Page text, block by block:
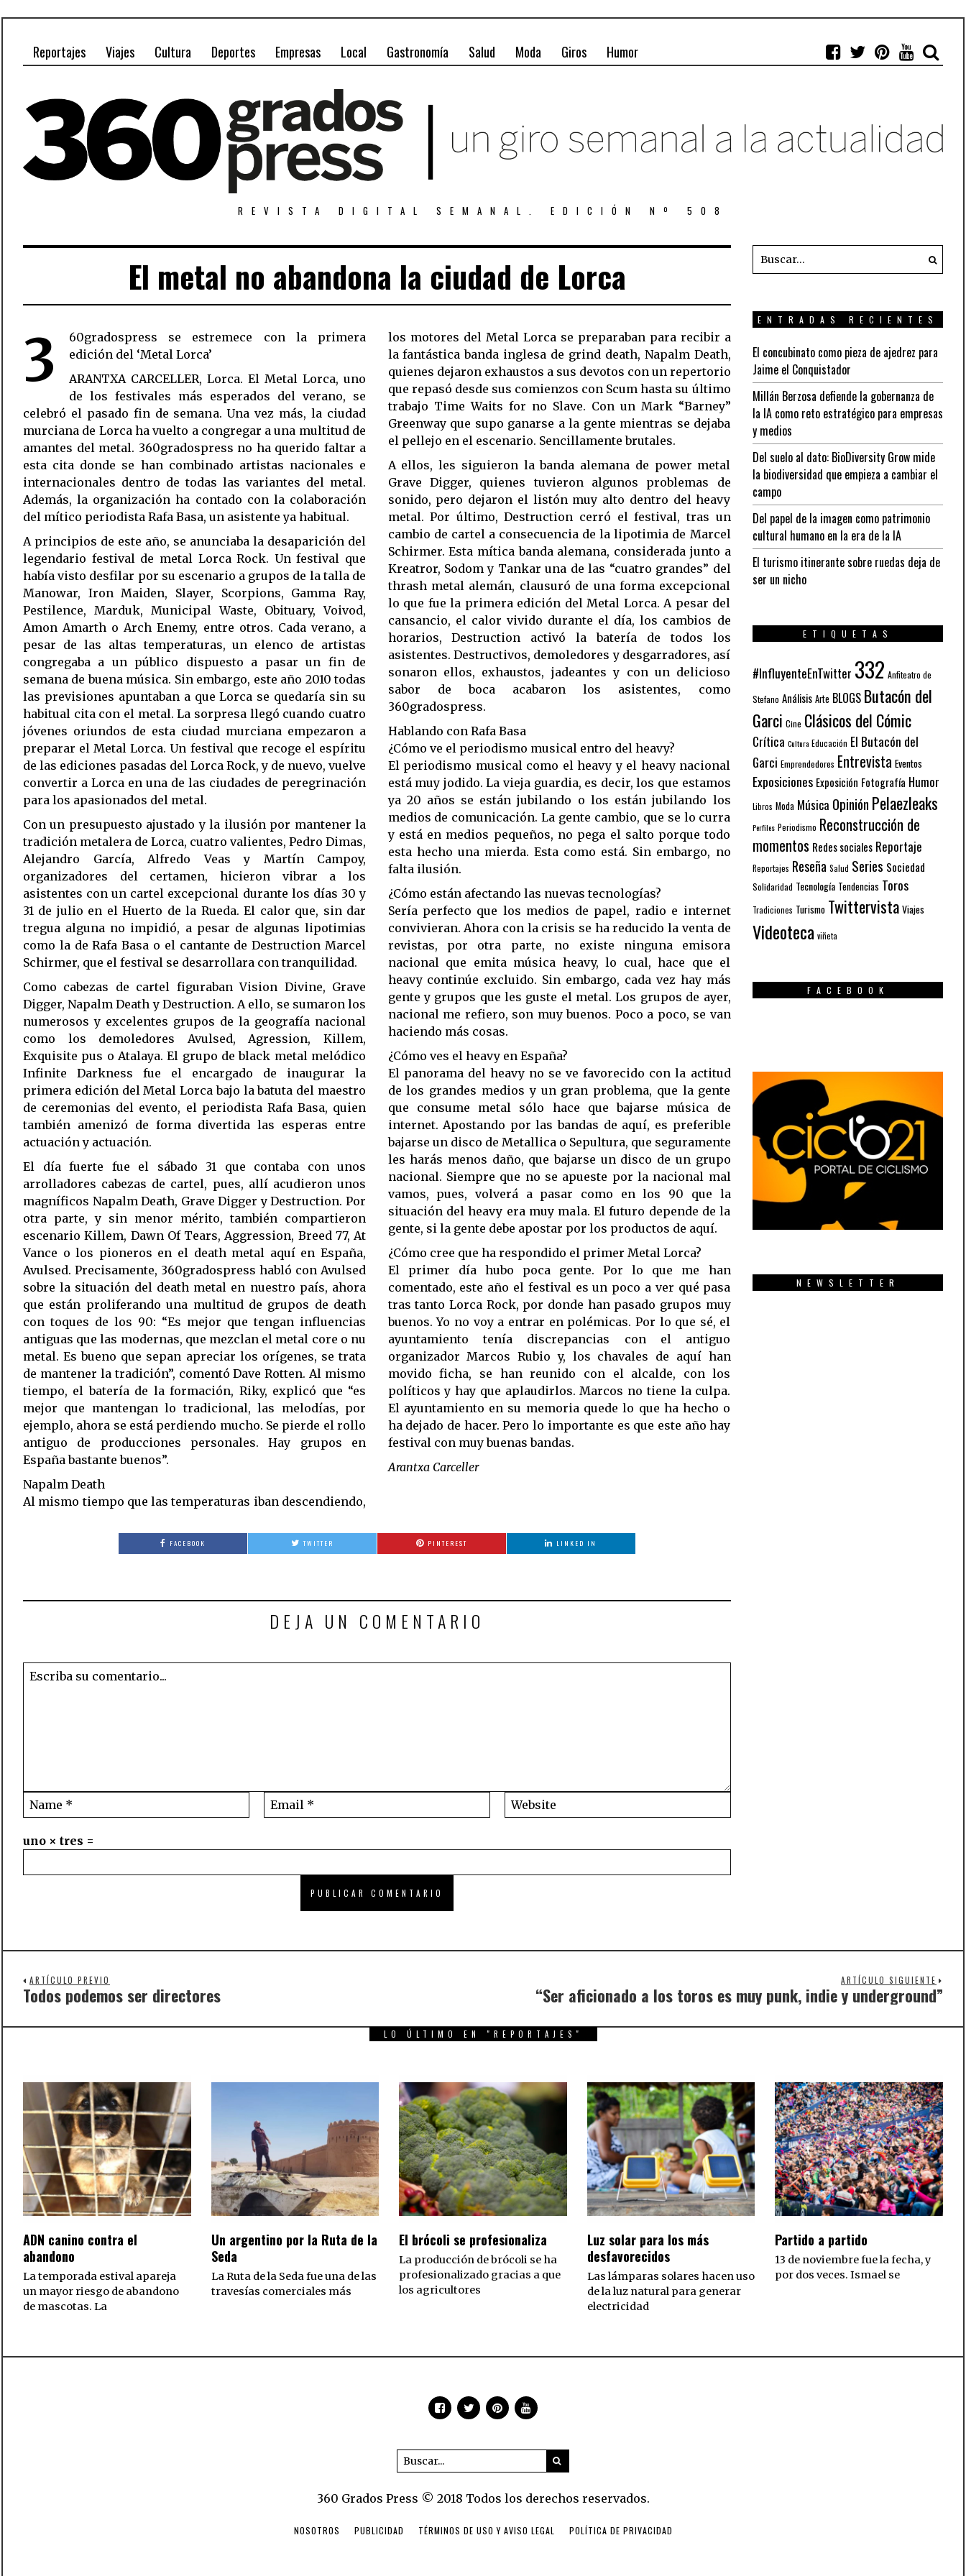
Reportajes Viajes Cultura Deportes Empresas Local Gastronomía Salud Moda Giros Humor
REVISTA DIGITAL SEMANAL. EDICIÓN Nº 508
El metal no abandona la ciudad de Lorca
3
60gradospress se estremece con la primera
edición del ‘Metal Lorca’
ARANTXA CARCELLER, Lorca. El Metal Lorca, uno
de los festivales más esperados del verano, se
celebró el pasado fin de semana. Una vez más, la ciudad
murciana de Lorca ha vuelto a congregar a una multitud de
amantes del metal. 360gradospress no ha querido faltar a
esta cita donde se han combinado artistas nacionales e
internacionales dentro de todas las variantes del metal.
Además, la organización ha contado con la colaboración
del mítico periodista Rafa Basa, un asistente ya habitual.
A principios de este año, se anunciaba la desaparición del
legendario festival de metal Lorca Rock. Un festival que
había visto desfilar por su escenario a grupos de la talla de
Manowar, Iron Maiden, Slayer, Scorpions, Gamma Ray,
Pestilence, Marduk, Municipal Waste, Obituary, Voivod,
Amon Amarth o Arch Enemy, entre otros. Cada verano, a
pesar de las altas temperaturas, un elenco de artistas
congregaba a un público dispuesto a pasar un fin de
semana de buena música. Sin embargo, este año 2010 todas
las previsiones apuntaban a que Lorca se quedaría sin su
habitual cita con el metal. La sorpresa llegó cuando cuatro
jóvenes oriundos de esta ciudad murciana empezaron a
preparar el Metal Lorca. Un festival que recoge el espíritu
de las ediciones pasadas del Lorca Rock, y de nuevo, vuelve
convertir a Lorca en una de las ciudades de peregrinación
para los apasionados del metal.
Con un presupuesto ajustado y la ilusión por mantener la
tradición metalera de Lorca, cuatro valientes, Pedro Dimas,
Alejandro García, Alfredo Veas y Martín Campoy,
organizadores del certamen, hicieron vibrar a los
asistentes con un cartel excepcional durante los días 30 y
31 de julio en el Huerto de la Rueda. El calor que, sin dar
tregua alguna no impidió, a pesar de algunas lipotimias
como la de Rafa Basa o el cantante de Destruction Marcel
Schirmer, que el festival se desarrollara con tranquilidad.
Como cabezas de cartel figuraban Vision Divine, Grave
Digger, Napalm Death y Destruction. A ello, se sumaron los
numerosos y excelentes grupos de la geografía nacional
como los demoledores Avulsed, Agression, Killem,
Exquisite pus o Atalaya. El grupo de black metal melódico
Infinite Darkness fue el encargado de inaugurar la
primera edición del Metal Lorca bajo la batuta del maestro
de ceremonias del evento, el periodista Rafa Basa, quien
también amenizó de forma divertida las esperas entre
actuación y actuación.
El día fuerte fue el sábado 31 que contaba con unos
arrolladores cabezas de cartel, pues, allí acudieron unos
magníficos Napalm Death, Grave Digger y Destruction. Por
otra parte, y sin menor mérito, también compartieron
escenario Killem, Dawn Of Tears, Aggression, Breed 77, At
Vance o los pioneros en el death metal aquí en España,
Avulsed. Precisamente, 360gradospress habló con Avulsed
sobre la situación del death metal en nuestro país, ahora
que están proliferando una multitud de grupos de death
con toques de los 90: “Es mejor que tengan influencias
antiguas que las modernas, que mezclan el metal core o nu
metal. Es bueno que sepan apreciar los orígenes, se trata
de mantener la tradición”, comentó Dave Rotten. Al mismo
tiempo, el batería de la formación, Riky, explicó que “es
mejor que mantengan lo tradicional, las melodías, por
ejemplo, ahora se está perdiendo mucho. Se pierde el rollo
antiguo de producciones personales. Hay grupos en
España bastante buenos”.
Napalm Death
Al mismo tiempo que las temperaturas iban descendiendo,
los motores del Metal Lorca se preparaban para recibir a
la fantástica banda inglesa de grind death, Napalm Death,
quienes dejaron exhaustos a sus devotos con un repertorio
que repasó desde sus comienzos con Scum hasta su último
trabajo Time Waits for no Slave. Con un Mark “Barney”
Greenway que supo ganarse a la gente mientras se dejaba
el pellejo en el escenario. Sencillamente brutales.
A ellos, les siguieron la banda alemana de power metal
Grave Digger, quienes tuvieron algunos problemas de
sonido, pero dejaron el listón muy alto dentro del heavy
metal. Por último, Destruction cerró el festival, tras un
cambio de cartel a consecuencia de la lipotimia de Marcel
Schirmer. Esta mítica banda alemana, considerada junto a
Kreatror, Sodom y Tankar una de las “cuatro grandes” del
thrash metal alemán, clausuró de una forma excepcional
lo que fue la primera edición del Metal Lorca. A pesar del
cansancio, el calor vivido durante el día, los cambios de
horarios, Destruction activó la batería de todos los
asistentes. Destructivos, demoledores y desgarradores, así
sonaron ellos, exhaustos, jadeantes y con un delicioso
sabor de boca acabaron los asistentes, como
360gradospress.
Hablando con Rafa Basa
¿Cómo ve el periodismo musical entro del heavy?
El periodismo musical como el heavy y el heavy nacional
está muy jodido. La vieja guardia, es decir, los que estamos
ya 20 años se están jubilando o los están jubilando los
medios de comunicación. La gente cambio, que se lo curra
y está en medios pequeños, no pega el salto porque todo
esta hecho una mierda. Esta como está. Sin embargo, no
falta ilusión.
¿Cómo están afectando las nuevas tecnologías?
Sería perfecto que los medios de papel, radio e internet
convivieran. Ahora con la crisis se ha reducido la venta de
revistas, por otra parte, no existe ninguna emisora
nacional que emita música heavy, lo cual, hace que el
heavy continúe excluido. Sin embargo, cada vez hay más
gente y grupos que les guste el metal. Los grupos de ayer,
nacional me refiero, son muy buenos. Poco a poco, se van
haciendo más cosas.
¿Cómo ves el heavy en España?
El panorama del heavy no se ve favorecido con la actitud
de los grandes medios y un gran problema, que la gente
que consume metal sólo hace que bajarse música de
internet. Apostando por las bandas de aquí, es preferible
bajarse un disco de Metallica o Sepultura, que seguramente
les harás menos daño, que bajarse un disco de un grupo
nacional. Siempre que no se apueste por la nacional mal
vamos, pues, volverá a pasar como en los 90 que la
situación del heavy era muy mala. El futuro depende de la
gente, si la gente debe apostar por los productos de aquí.
¿Cómo cree que ha respondido el primer Metal Lorca?
El primer día hubo poca gente. Por lo que me han
comentado, este año el festival es un poco a ver qué pasa
tras tanto Lorca Rock, por donde han pasado grupos muy
buenos. Yo no voy a entrar en polémicas. Por lo que sé, el
ayuntamiento tenía discrepancias con el antiguo
organizador Marcos Rubio y, los chavales de aquí han
movido ficha, se han reunido con el alcalde, con los
políticos y hay que aplaudirlos. Marcos no tiene la culpa.
El ayuntamiento en su memoria quede lo que ha hecho o
ha dejado de hacer. Pero lo importante es que este año hay
festival con muy buenas bandas.
Arantxa Carceller
FACEBOOK TWITTER PINTEREST LINKED IN
DEJA UN COMENTARIO
uno × tres =
ENTRADAS RECIENTES
El concubinato como pieza de ajedrez para
Jaime el Conquistador
Millán Berzosa defiende la gobernanza de
la IA como reto estratégico para empresas
y medios
Del suelo al dato: BioDiversity Grow mide
la biodiversidad que empieza a cambiar el
campo
Del papel de la imagen como patrimonio
cultural humano en la era de la IA
El turismo itinerante sobre ruedas deja de
ser un nicho
ETIQUETAS
#InfluyenteEnTwitter 332 Anfiteatro de
Stefano Análisis Arte BLOGS Butacón del
Garci Cine Clásicos del Cómic
Crítica Cultura Educación El Butacón del
Garci Emprendedores Entrevista Eventos
Exposiciones Exposición Fotografía Humor
Libros Moda Música Opinión Pelaezleaks
Perfiles Periodismo Reconstrucción de
momentos Redes sociales Reportaje
Reportajes Reseña Salud Series Sociedad
Solidaridad Tecnología Tendencias Toros
Tradiciones Turismo Twittervista Viajes
Videoteca viñeta
FACEBOOK
NEWSLETTER
ARTÍCULO PREVIO
Previous
Todos podemos ser directores
ARTÍCULO SIGUIENTE
“Ser aficionado a los toros es muy punk, indie y underground”
LO ÚLTIMO EN "REPORTAJES"
ADN canino contra el
abandono
La temporada estival apareja
un mayor riesgo de abandono
de mascotas. La
Un argentino por la Ruta de la
Seda
La Ruta de la Seda fue una de las
travesías comerciales más
El brócoli se profesionaliza
La producción de brócoli se ha
profesionalizado gracias a que
los agricultores
Luz solar para los más
desfavorecidos
Las lámparas solares hacen uso
de la luz natural para generar
electricidad
Partido a partido
13 de noviembre fue la fecha, y
por dos veces. Ismael se
360 Grados Press © 2018 Todos los derechos reservados.
NOSOTROS PUBLICIDAD TÉRMINOS DE USO Y AVISO LEGAL POLÍTICA DE PRIVACIDAD